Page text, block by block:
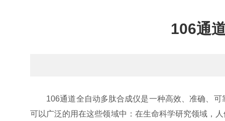
106通
106通道全自动多肽合成仪是一种高效、准确、可
可以广泛的用在这些领域中：在生命科学研究领域，